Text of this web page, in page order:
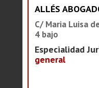
ALLÉS
C/ Maria Luisa
4 bajo
Especialidad
general